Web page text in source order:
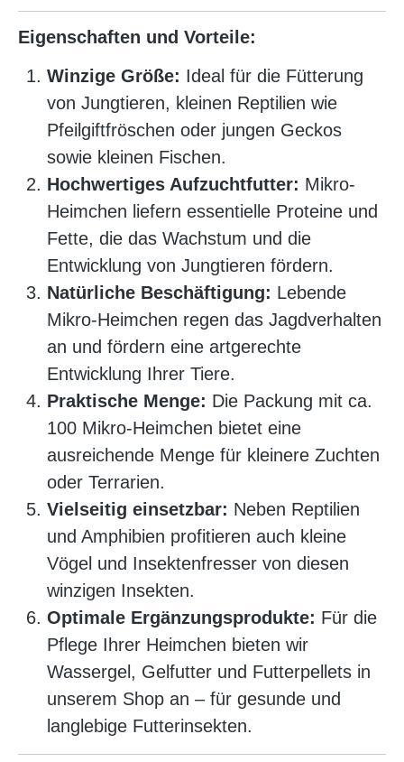
Eigenschaften und Vorteile:
Winzige Größe: Ideal für die Fütterung
von Jungtieren, kleinen Reptilien wie
Pfeilgiftfröschen oder jungen Geckos
sowie kleinen Fischen.
Hochwertiges Aufzuchtfutter: Mikro-
Heimchen liefern essentielle Proteine und
Fette, die das Wachstum und die
Entwicklung von Jungtieren fördern.
Natürliche Beschäftigung: Lebende
Mikro-Heimchen regen das Jagdverhalten
an und fördern eine artgerechte
Entwicklung Ihrer Tiere.
Praktische Menge: Die Packung mit ca.
100 Mikro-Heimchen bietet eine
ausreichende Menge für kleinere Zuchten
oder Terrarien.
Vielseitig einsetzbar: Neben Reptilien
und Amphibien profitieren auch kleine
Vögel und Insektenfresser von diesen
winzigen Insekten.
Optimale Ergänzungsprodukte: Für die
Pflege Ihrer Heimchen bieten wir
Wassergel, Gelfutter und Futterpellets in
unserem Shop an – für gesunde und
langlebige Futterinsekten.